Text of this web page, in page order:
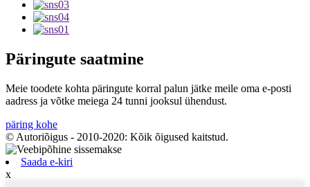
Päringute saatmine
Meie toodete kohta päringute korral palun jätke meile oma e-posti
aadress ja võtke meiega 24 tunni jooksul ühendust.
päring kohe
© Autoriõigus - 2010-2020: Kõik õigused kaitstud.
Saada e-kiri
x